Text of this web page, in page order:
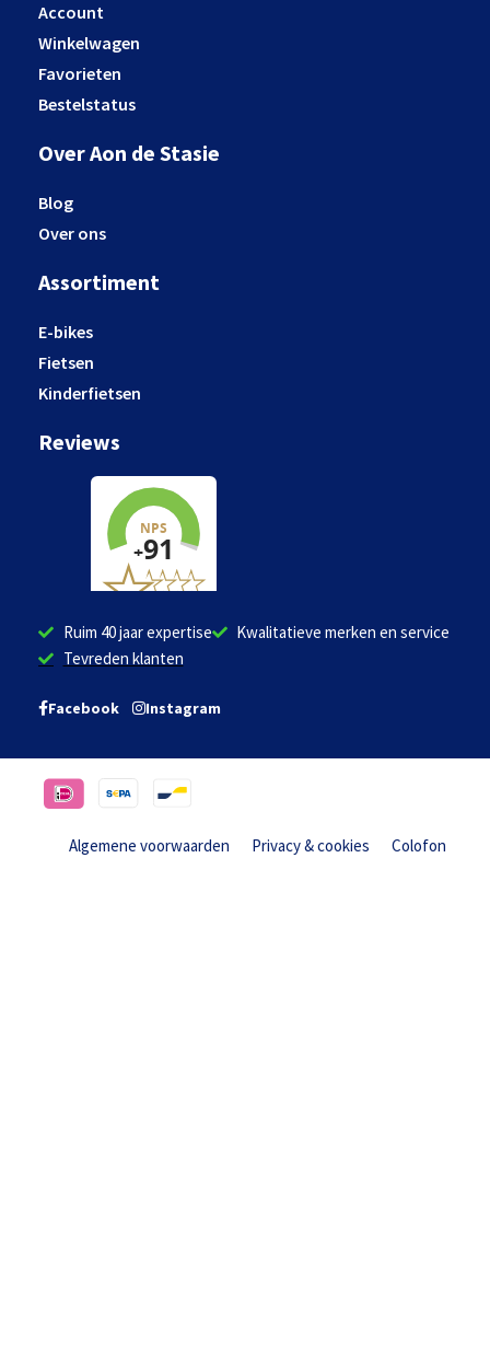
Account
Winkelwagen
Favorieten
Bestelstatus
Over Aon de Stasie
Blog
Over ons
Assortiment
E-bikes
Fietsen
Kinderfietsen
Reviews
Ruim 40 jaar expertise
Kwalitatieve merken en service
Tevreden klanten
Facebook Instagram
Algemene voorwaarden Privacy & cookies Colofon